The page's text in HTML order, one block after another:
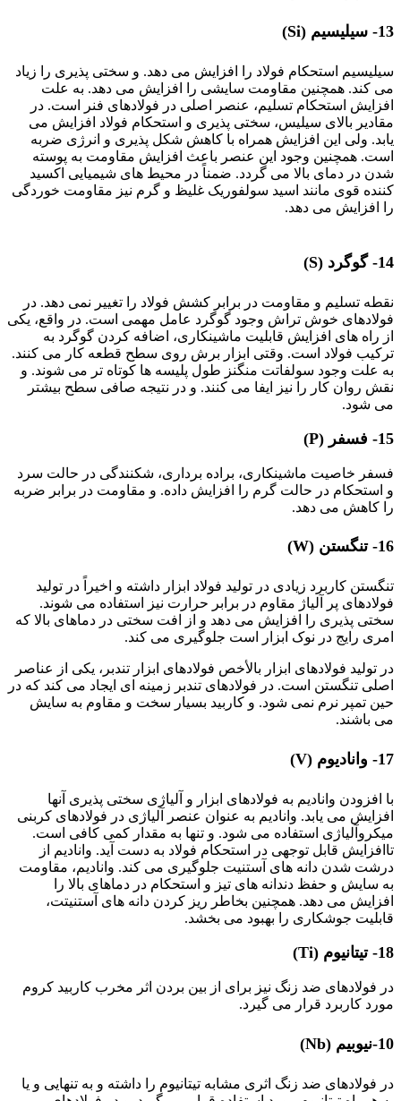
13- سیلیسیم (Si)
سیلیسیم استحکام فولاد را افزایش می دهد. و سختی پذیری را زیاد
می کند. همچنین مقاومت سایشی را افزایش می دهد. به علت
افزایش استحکام تسلیم، عنصر اصلی در فولادهای فنر است. در
مقادیر بالای سیلیس، سختی پذیری و استحکام فولاد افزایش می
یابد. ولی این افزایش همراه با کاهش شکل پذیری و انرژی ضربه
است. همچنین وجود این عنصر باعث افزایش مقاومت به پوسته
شدن در دمای بالا می گردد. ضمناً در محیط های شیمیایی اکسید
کننده قوی مانند اسید سولفوریک غلیظ و گرم نیز مقاومت خوردگی
را افزایش می دهد.
14- گوگرد (S)
نقطه تسلیم و مقاومت در برابر کشش فولاد را تغییر نمی دهد. در
فولادهای خوش تراش وجود گوگرد عامل مهمی است. در واقع، یکی
از راه های افزایش قابلیت ماشینکاری، اضافه کردن گوگرد به
ترکیب فولاد است. وقتی ابزار برش روی سطح قطعه کار می کنند.
به علت وجود سولفاتت منگنز طول پلیسه ها کوتاه تر می شوند. و
نقش روان کار را نیز ایفا می کنند. و در نتیجه صافی سطح بیشتر
می شود.
15- فسفر (P)
فسفر خاصیت ماشینکاری، براده برداری، شکنندگی در حالت سرد
و استحکام در حالت گرم را افزایش داده. و مقاومت در برابر ضربه
را کاهش می دهد.
16- تنگستن (W)
تنگستن کاربرد زیادی در تولید فولاد ابزار داشته و اخیراً در تولید
فولادهای پر آلیاژ مقاوم در برابر حرارت نیز استفاده می شوند.
سختی پذیری را افزایش می دهد و از افت سختی در دماهای بالا که
امری رایج در نوک ابزار است جلوگیری می کند.
در تولید فولادهای ابزار بالأخص فولادهای ابزار تندبر، یکی از عناصر
اصلی تنگستن است. در فولادهای تندبر زمینه ای ایجاد می کند که در
حین تمپر نرم نمی شود. و کاربید بسیار سخت و مقاوم به سایش
می باشند.
17- وانادیوم (V)
با افزودن وانادیم به فولادهای ابزار و آلیاژی سختی پذیری آنها
افزایش می یابد. وانادیم به عنوان عنصر آلیاژی در فولادهای کربنی
میکروآلیاژی استفاده می شود. و تنها به مقدار کمی کافی است.
تاافزایش قابل توجهی در استحکام فولاد به دست آید. وانادیم از
درشت شدن دانه های آستنیت جلوگیری می کند. وانادیم، مقاومت
به سایش و حفظ دندانه های تیز و استحکام در دماهای بالا را
افزایش می دهد. همچنین بخاطر ریز کردن دانه های آستنیتت،
قابلیت جوشکاری را بهبود می بخشد.
18- تیتانیوم (Ti)
در فولادهای ضد زنگ نیز برای از بین بردن اثر مخرب کاربید کروم
مورد کاربرد قرار می گیرد.
10-نیوبیم (Nb)
در فولادهای ضد زنگ اثری مشابه تیتانیوم را داشته و به تنهایی و یا